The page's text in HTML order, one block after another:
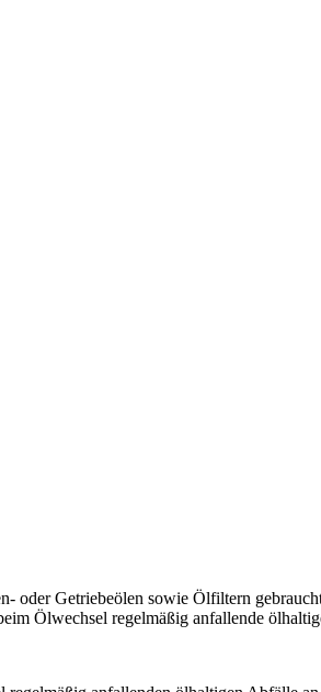
Getriebeölen sowie Ölfiltern
Ölwechsel regelmäßig anfallende